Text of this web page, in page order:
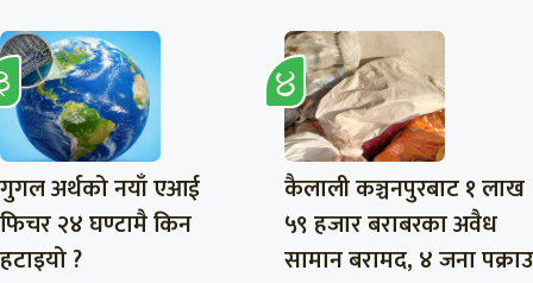
गुगल अर्थको नयाँ एआई
फिचर २४ घण्टामै किन
हटाइयो ?
कैलाली कञ्चनपुरबाट १ लाख
५९ हजार बराबरका अवैध
सामान बरामद, ४ जना पक्राउ